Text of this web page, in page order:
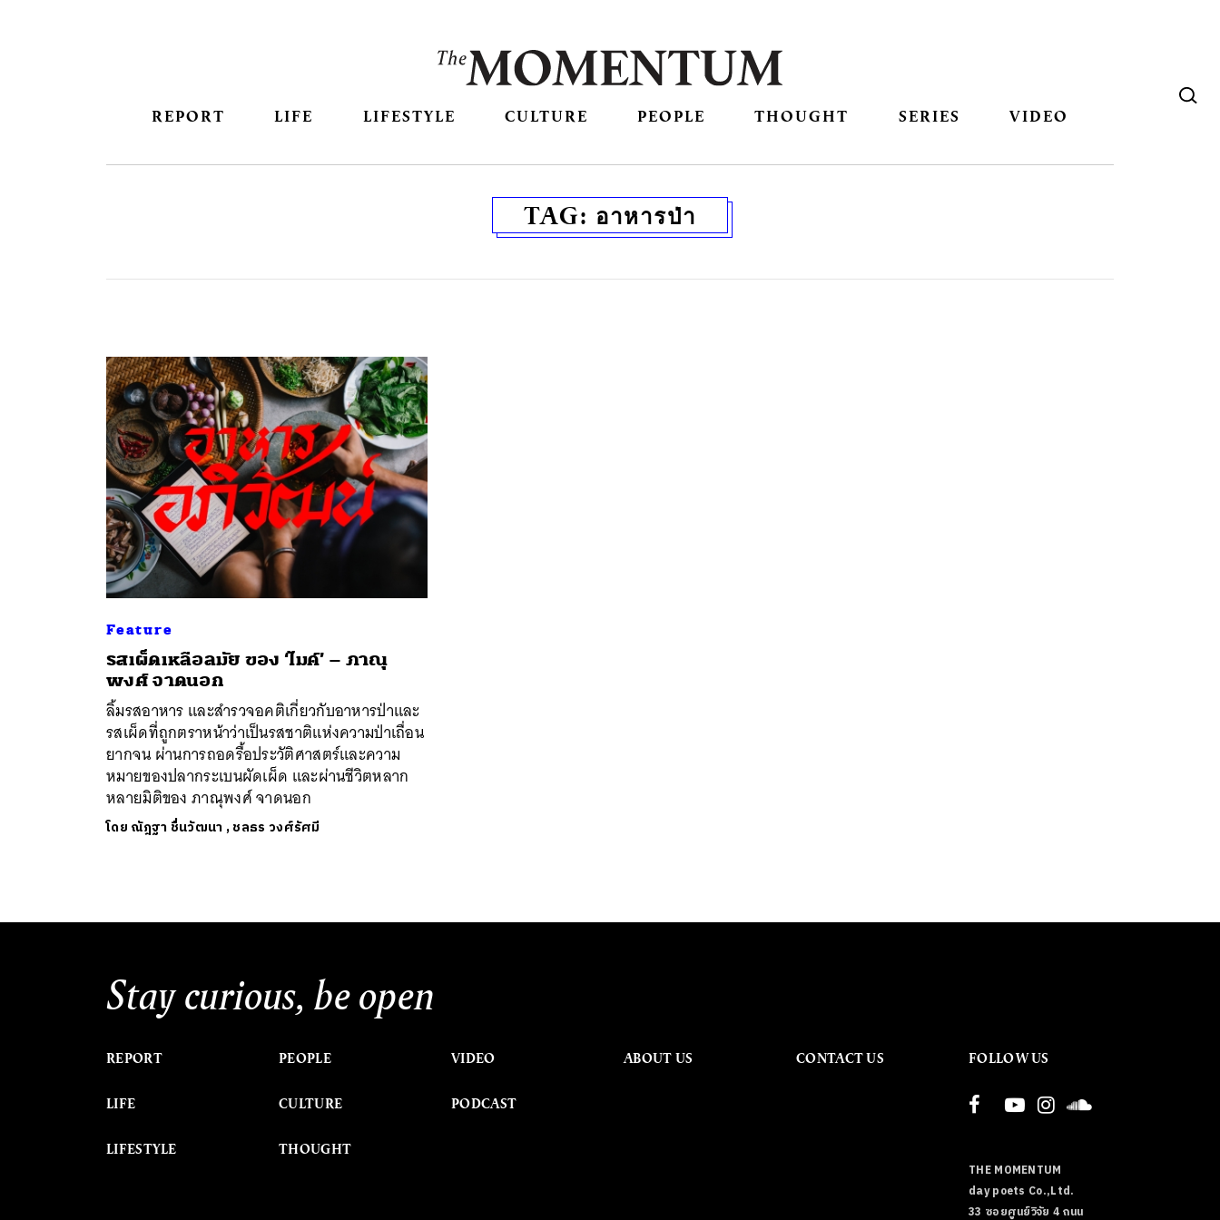
REPORT LIFE LIFESTYLE CULTURE PEOPLE THOUGHT SERIES VIDEO
TAG: อาหารป่า
Feature
รสเผ็ดเหลือลมัย ของ ‘ไมค์’ – ภาณุ
พงศ์ จาดนอก
ลิ้มรสอาหาร และสำรวจอคติเกี่ยวกับอาหารป่าและ
รสเผ็ดที่ถูกตราหน้าว่าเป็นรสชาติแห่งความป่าเถื่อน
ยากจน ผ่านการถอดรื้อประวัติศาสตร์และความ
หมายของปลากระเบนผัดเผ็ด และผ่านชีวิตหลาก
หลายมิติของ ภาณุพงศ์ จาดนอก
โดย ณัฎฐา ชื่นวัฒนา ,ชลธร วงศ์รัศมี
Stay curious, be open
REPORT
LIFE
LIFESTYLE
PEOPLE
CULTURE
THOUGHT
VIDEO
PODCAST
ABOUT US CONTACT US FOLLOW US
THE MOMENTUM
day poets Co.,Ltd.
33 ซอยศูนย์วิจัย 4 ถนน